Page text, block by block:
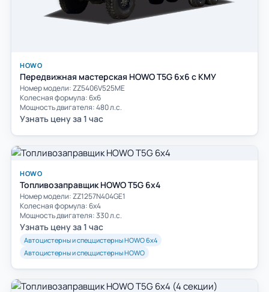
HOWO
Передвижная мастерская HOWO T5G 6x6 c КМУ
Номер модели: ZZ5406V525ME
Колесная формула: 6х6
Мощность двигателя: 480 л.с.
Узнать цену за 1 час
HOWO
Топливозаправщик HOWO T5G 6x4
Номер модели: ZZ1257N404GE1
Колесная формула: 6х4
Мощность двигателя: 330 л.с.
Узнать цену за 1 час
Автоцистерны и спеццистерны HOWO 6х4
Автоцистерны и спеццистерны HOWO